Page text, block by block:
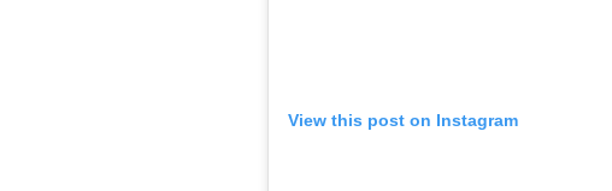
View this post on Instagram